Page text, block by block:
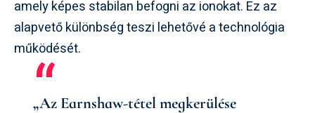
amely képes stabilan befogni az ionokat. Ez az
alapvető különbség teszi lehetővé a technológia
működését.
„Az Earnshaw-tétel megkerülése